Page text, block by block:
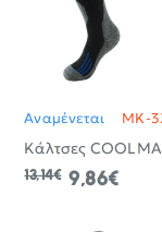
Αναμένεται MK-
Κάλτσες
9,86€
13,14€